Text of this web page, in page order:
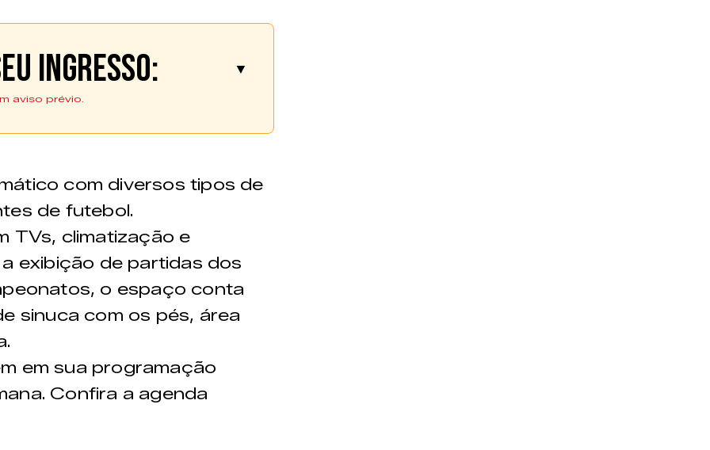
ingresso: ▼
aviso prévio.
com diversos tipos de
de futebol.
TVs, climatização e
exibição de partidas dos
o espaço conta
sinuca com os pés, área
em sua programação
Confira a agenda